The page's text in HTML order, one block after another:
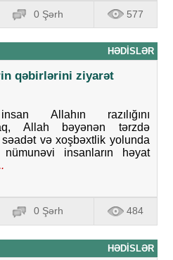
0 Şərh 577
HƏDISLƏR
qəbirlərini ziyarət
Allahın razılığını
Allah bəyənən tərzdə
və xoşbəxtlik yolunda
nümunəvi insanların həyat
0 Şərh 484
HƏDISLƏR